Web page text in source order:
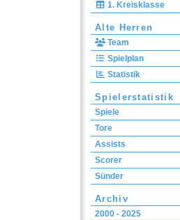
1. Kreisklasse
Alte Herren
Team
Spielplan
Statistik
Spielerstatistik
Spiele
Tore
Assists
Scorer
Sünder
Archiv
2000 - 2025